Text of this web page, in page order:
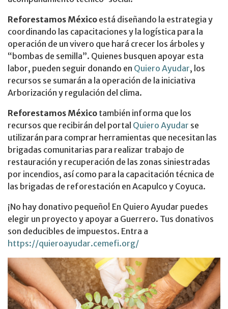
Reforestamos México está diseñando la estrategia y
coordinando las capacitaciones y la logística para la
operación de un vivero que hará crecer los árboles y
“bombas de semilla”. Quienes busquen apoyar esta
labor, pueden seguir donando en Quiero Ayudar, los
recursos se sumarán a la operación de la iniciativa
Arborización y regulación del clima.
Reforestamos México también informa que los
recursos que recibirán del portal Quiero Ayudar se
utilizarán para comprar herramientas que necesitan las
brigadas comunitarias para realizar trabajo de
restauración y recuperación de las zonas siniestradas
por incendios, así como para la capacitación técnica de
las brigadas de reforestación en Acapulco y Coyuca.
¡No hay donativo pequeño! En Quiero Ayudar puedes
elegir un proyecto y apoyar a Guerrero. Tus donativos
son deducibles de impuestos. Entra a
https://quieroayudar.cemefi.org/